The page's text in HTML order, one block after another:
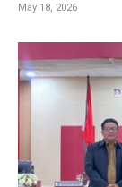
May 18, 2026